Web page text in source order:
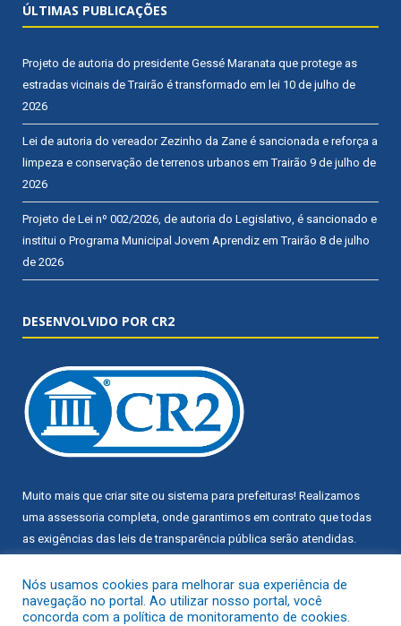
ÚLTIMAS PUBLICAÇÕES
Projeto de autoria do presidente Gessé Maranata que protege as
estradas vicinais de Trairão é transformado em lei 10 de julho de
2026
Lei de autoria do vereador Zezinho da Zane é sancionada e reforça a
limpeza e conservação de terrenos urbanos em Trairão 9 de julho de
2026
Projeto de Lei nº 002/2026, de autoria do Legislativo, é sancionado e
institui o Programa Municipal Jovem Aprendiz em Trairão 8 de julho
de 2026
DESENVOLVIDO POR CR2
Muito mais que criar site ou sistema para prefeituras! Realizamos
uma assessoria completa, onde garantimos em contrato que todas
as exigências das leis de transparência pública serão atendidas.
Conheça o e o Radar da Transparência Pública
Nós usamos cookies para melhorar sua experiência de
navegação no portal. Ao utilizar nosso portal, você
concorda com a política de monitoramento de cookies.